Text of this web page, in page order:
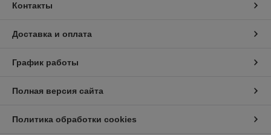
Контакты
Доставка и оплата
График работы
Полная версия сайта
Политика обработки cookies